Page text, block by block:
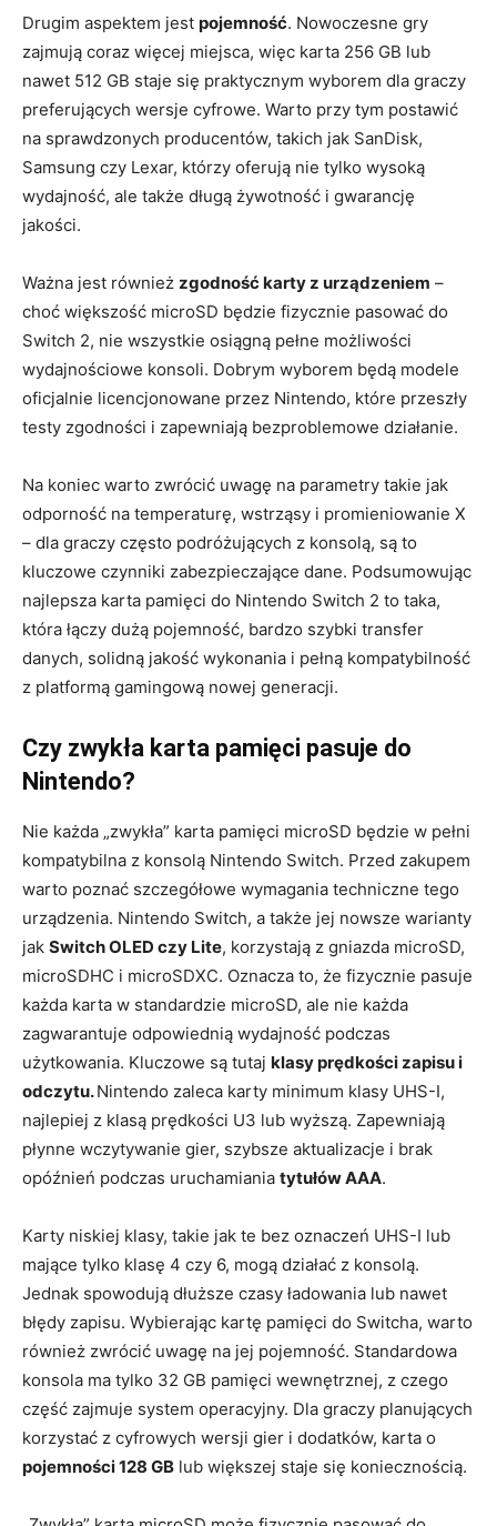
Drugim aspektem jest pojemność. Nowoczesne gry
zajmują coraz więcej miejsca, więc karta 256 GB lub
nawet 512 GB staje się praktycznym wyborem dla graczy
preferujących wersje cyfrowe. Warto przy tym postawić
na sprawdzonych producentów, takich jak SanDisk,
Samsung czy Lexar, którzy oferują nie tylko wysoką
wydajność, ale także długą żywotność i gwarancję
jakości.
Ważna jest również zgodność karty z urządzeniem –
choć większość microSD będzie fizycznie pasować do
Switch 2, nie wszystkie osiągną pełne możliwości
wydajnościowe konsoli. Dobrym wyborem będą modele
oficjalnie licencjonowane przez Nintendo, które przeszły
testy zgodności i zapewniają bezproblemowe działanie.
Na koniec warto zwrócić uwagę na parametry takie jak
odporność na temperaturę, wstrząsy i promieniowanie X
– dla graczy często podróżujących z konsolą, są to
kluczowe czynniki zabezpieczające dane. Podsumowując
najlepsza karta pamięci do Nintendo Switch 2 to taka,
która łączy dużą pojemność, bardzo szybki transfer
danych, solidną jakość wykonania i pełną kompatybilność
z platformą gamingową nowej generacji.
Czy zwykła karta pamięci pasuje do
Nintendo?
Nie każda „zwykła” karta pamięci microSD będzie w pełni
kompatybilna z konsolą Nintendo Switch. Przed zakupem
warto poznać szczegółowe wymagania techniczne tego
urządzenia. Nintendo Switch, a także jej nowsze warianty
jak Switch OLED czy Lite, korzystają z gniazda microSD,
microSDHC i microSDXC. Oznacza to, że fizycznie pasuje
każda karta w standardzie microSD, ale nie każda
zagwarantuje odpowiednią wydajność podczas
użytkowania. Kluczowe są tutaj klasy prędkości zapisu i
odczytu.Nintendo zaleca karty minimum klasy UHS-I,
najlepiej z klasą prędkości U3 lub wyższą. Zapewniają
płynne wczytywanie gier, szybsze aktualizacje i brak
opóźnień podczas uruchamiania tytułów AAA.
Karty niskiej klasy, takie jak te bez oznaczeń UHS-I lub
mające tylko klasę 4 czy 6, mogą działać z konsolą.
Jednak spowodują dłuższe czasy ładowania lub nawet
błędy zapisu. Wybierając kartę pamięci do Switcha, warto
również zwrócić uwagę na jej pojemność. Standardowa
konsola ma tylko 32 GB pamięci wewnętrznej, z czego
część zajmuje system operacyjny. Dla graczy planujących
korzystać z cyfrowych wersji gier i dodatków, karta o
pojemności 128 GB lub większej staje się koniecznością.